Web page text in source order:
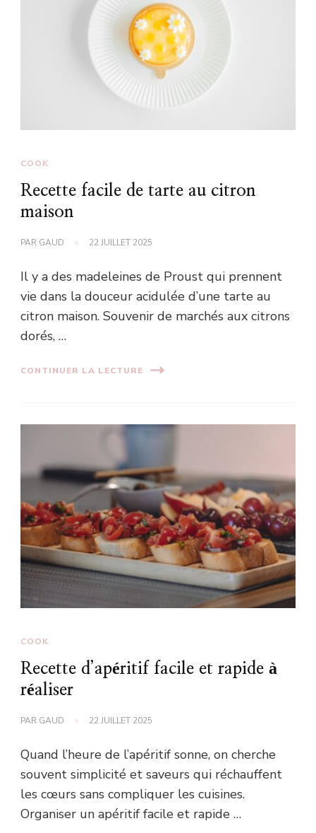
COOK
Recette facile de tarte au citron
maison
PAR GAUD 22 JUILLET 2025
Il y a des madeleines de Proust qui prennent
vie dans la douceur acidulée d’une tarte au
citron maison. Souvenir de marchés aux citrons
dorés, …
CONTINUER LA LECTURE
COOK
Recette d’apéritif facile et rapide à
réaliser
PAR GAUD 22 JUILLET 2025
Quand l’heure de l’apéritif sonne, on cherche
souvent simplicité et saveurs qui réchauffent
les cœurs sans compliquer les cuisines.
Organiser un apéritif facile et rapide …